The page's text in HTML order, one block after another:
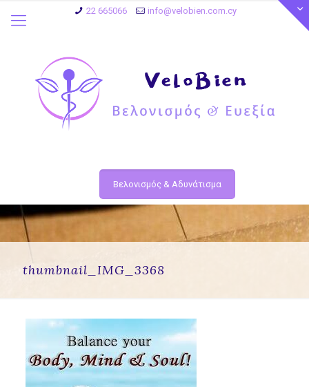
22 665066 info@velobien.com.cy
Βελονισμός & Αδυνάτισμα
thumbnail_IMG_3368